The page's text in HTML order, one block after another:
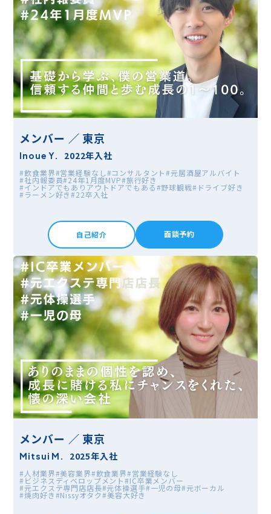
メンバー ／ 東京
Inoue Y. 2022年入社
#飲食業界#営業経験なし#コンサルタント#元居酒屋アルバイト
#社内報委員#24年1月度MVP#旅行好き
#インドアでもありアウトドアでもある#野球観戦#ドライブ好き
#ラーメン好き#22卒入社
自己紹介 面談予約
メンバー ／ 東京
Mitsui M. 2025年入社
#人材業界#美容業界#飲食業界#営業経験なし
#ビジネスディベロップメント#IC卒業メンバー
#元エクステ専門店店長#元体操選手#一児の母#元ボーカル
#焼肉好き#Nissyオタク#美容大好き